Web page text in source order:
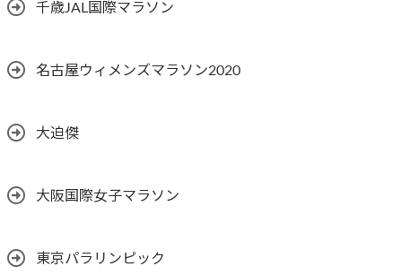
千歳JAL国際マラソン
名古屋ウィメンズマラソン2020
大迫傑
大阪国際女子マラソン
東京パラリンピック